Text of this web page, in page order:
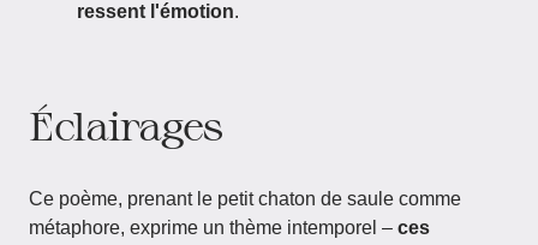
ressent l'émotion.
Éclairages
Ce poème, prenant le petit chaton de saule comme
métaphore, exprime un thème intemporel – ces